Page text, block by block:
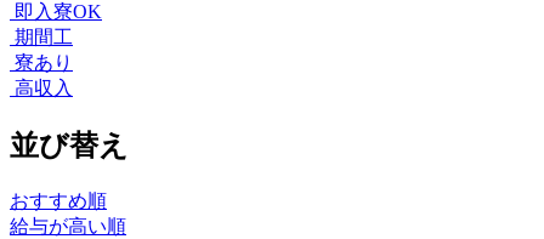
即入寮OK
期間工
寮あり
高収入
並び替え
おすすめ順
給与が高い順